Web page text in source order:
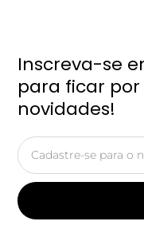
Inscreva-se
para ficar
novidades!
Email